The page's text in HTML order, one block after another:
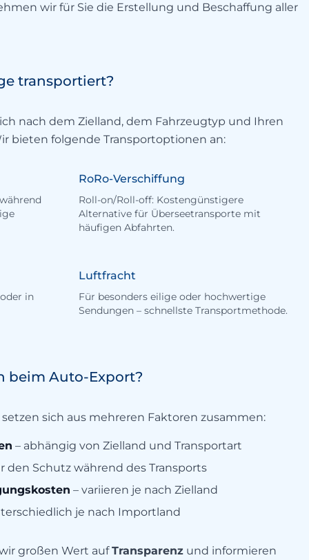
wir für Sie die Erstellung und Beschaffung aller
transportiert?
nach dem Zielland, dem Fahrzeugtyp und Ihren
bieten folgende Transportoptionen an:
RoRo-Verschiffung
Roll-on/Roll-off: Kostengünstigere
Alternative für Überseetransporte mit
häufigen Abfahrten.
in
Luftfracht
Für besonders eilige oder hochwertige
Sendungen – schnellste Transportmethode.
beim Auto-Export?
sich aus mehreren Faktoren zusammen:
– abhängig von Zielland und Transportart
den Schutz während des Transports
– variieren je nach Zielland
je nach Importland
großen Wert aufTransparenz und informieren